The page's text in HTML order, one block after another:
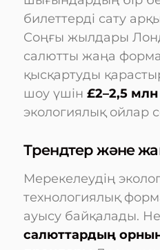
билеттерді сату
Соңғы жылдары
салютты жаңа
қысқартуды
шоу үшін £2–2,5 млн
экологиялық ойлар
Трендтер және
Мерекелеудің
технологиялық
ауысу байқалады.
салюттардың